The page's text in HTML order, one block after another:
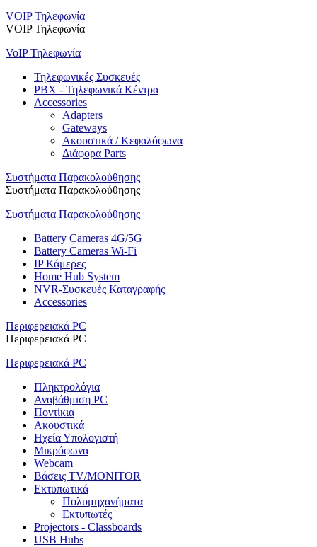
VOIP Τηλεφωνία
VOIP Τηλεφωνία
VoIP Τηλεφωνία
Τηλεφωνικές Συσκευές
PBX - Τηλεφωνικά Κέντρα
Accessories
Adapters
Gateways
Ακουστικά / Κεφαλόφωνα
Διάφορα Parts
Συστήματα Παρακολούθησης
Συστήματα Παρακολούθησης
Συστήματα Παρακολούθησης
Battery Cameras 4G/5G
Battery Cameras Wi-Fi
IP Κάμερες
Home Hub System
NVR-Συσκευές Καταγραφής
Accessories
Περιφερειακά PC
Περιφερειακά PC
Περιφερειακά PC
Πληκτρολόγια
Αναβάθμιση PC
Ποντίκια
Ακουστικά
Ηχεία Υπολογιστή
Μικρόφωνα
Webcam
Βάσεις TV/MONITOR
Εκτυπωτικά
Πολυμηχανήματα
Εκτυπωτές
Projectors - Classboards
USB Hubs